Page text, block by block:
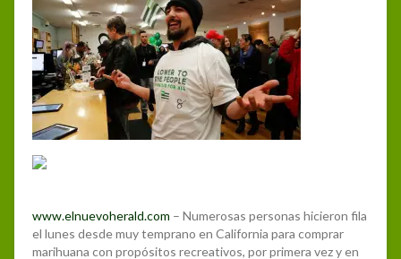
www.elnuevoherald.com – Numerosas personas hicieron fila
el lunes desde muy temprano en California para comprar
marihuana con propósitos recreativos, por primera vez y en